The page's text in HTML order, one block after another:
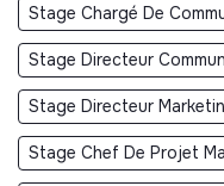
Stage Chargé De
Stage Directeur
Stage Directeur
Stage Chef De Projet